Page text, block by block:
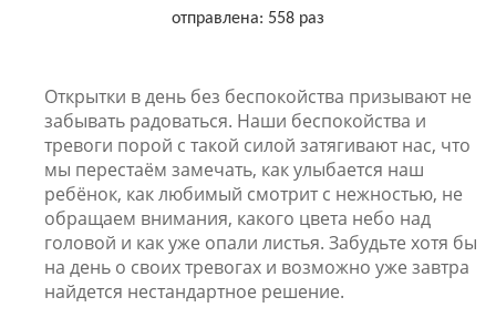
отправлена: 558 раз
Открытки в день без беспокойства призывают не
забывать радоваться. Наши беспокойства и
тревоги порой с такой силой затягивают нас, что
мы перестаём замечать, как улыбается наш
ребёнок, как любимый смотрит с нежностью, не
обращаем внимания, какого цвета небо над
головой и как уже опали листья. Забудьте хотя бы
на день о своих тревогах и возможно уже завтра
найдется нестандартное решение.